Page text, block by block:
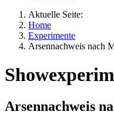
Aktuelle Seite:
Home
Experimente
Arsennachweis nach
Arsennachweis